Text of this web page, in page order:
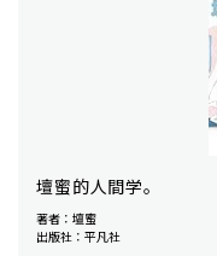
壇蜜的人間学。
著者：壇蜜
出版社：平凡社